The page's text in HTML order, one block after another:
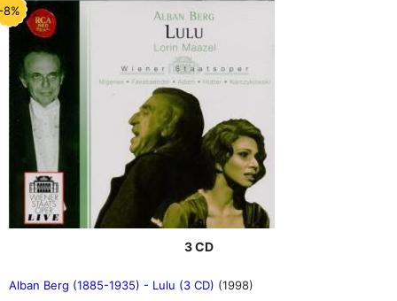
8%
3 CD
Alban Berg (1885-1935) - Lulu (3 CD) (1998)